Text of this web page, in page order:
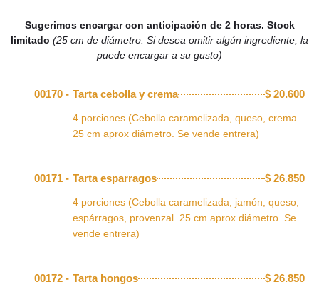
Sugerimos encargar con anticipación de 2 horas. Stock
limitado (25 cm de diámetro. Si desea omitir algún ingrediente, la
puede encargar a su gusto)
00170 - Tarta cebolla y crema $20.600
4 porciones (Cebolla caramelizada, queso, crema.
25 cm aprox diámetro. Se vende entrera)
00171 - Tarta esparragos $26.850
4 porciones (Cebolla caramelizada, jamón, queso,
espárragos, provenzal. 25 cm aprox diámetro. Se
vende entrera)
00172 - Tarta hongos $26.850